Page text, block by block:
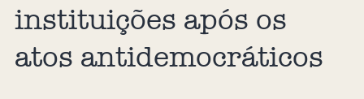
instituições após os
atos antidemocráticos